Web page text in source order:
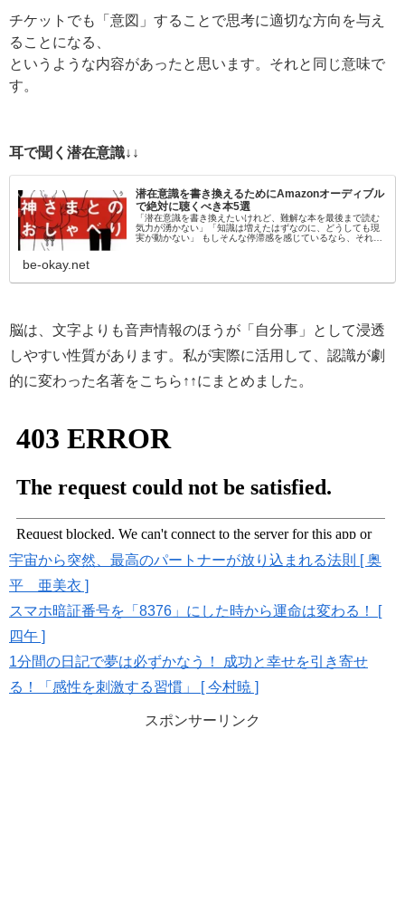
チケットでも「意図」することで思考に適切な方向を与え
ることになる、
というような内容があったと思います。それと同じ意味で
す。
耳で聞く潜在意識↓↓
潜在意識を書き換えるためにAmazonオーディブル
で絶対に聴くべき本5選
「潜在意識を書き換えたいけれど、難解な本を最後まで読む
気力が湧かない」「知識は増えたはずなのに、どうしても現
実が動かない」 もしそんな停滞感を感じているなら、それは
be-okay.net
脳は、文字よりも音声情報のほうが「自分事」として浸透
しやすい性質があります。私が実際に活用して、認識が劇
的に変わった名著をこちら↑↑にまとめました。
宇宙から突然、最高のパートナーが放り込まれる法則 [ 奥
平 亜美衣 ]
スマホ暗証番号を「8376」にした時から運命は変わる！ [
四午 ]
1分間の日記で夢は必ずかなう！ 成功と幸せを引き寄せ
る！「感性を刺激する習慣」 [ 今村暁 ]
スポンサーリンク